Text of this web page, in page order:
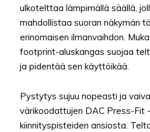
ulkotelttaa lämpimällä säällä,
mahdollistaa suoran näkymän
erinomaisen ilmanvaihdon.
footprint-aluskangas suojaa
ja pidentää sen käyttöikää.
Pystytys sujuu nopeasti ja
värikoodattujen DAC Press-Fit
kiinnityspisteiden ansiosta.